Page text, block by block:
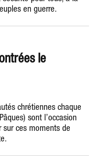
en guerre.
le
chrétiennes chaque
sont l’occasion
sur ces moments de